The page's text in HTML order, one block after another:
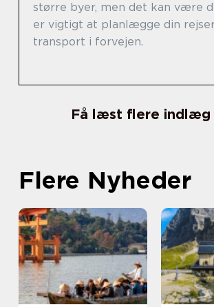
større byer, men det kan være
er vigtigt at planlægge din
transport i forvejen.
Få læst flere indlæg
Flere Nyheder